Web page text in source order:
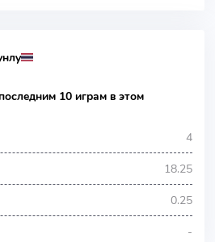
10 играм в этом
4
18.25
0.25
-